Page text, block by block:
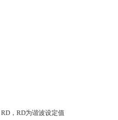
，RD为谐波设定值